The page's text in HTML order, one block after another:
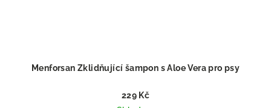
Menforsan Zklidňující šampon s Aloe Vera pro psy
229 Kč